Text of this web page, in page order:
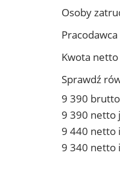
Osoby
Kwota
Sprawdź
9 390
9 390 netto
9 440 netto
9 340 netto